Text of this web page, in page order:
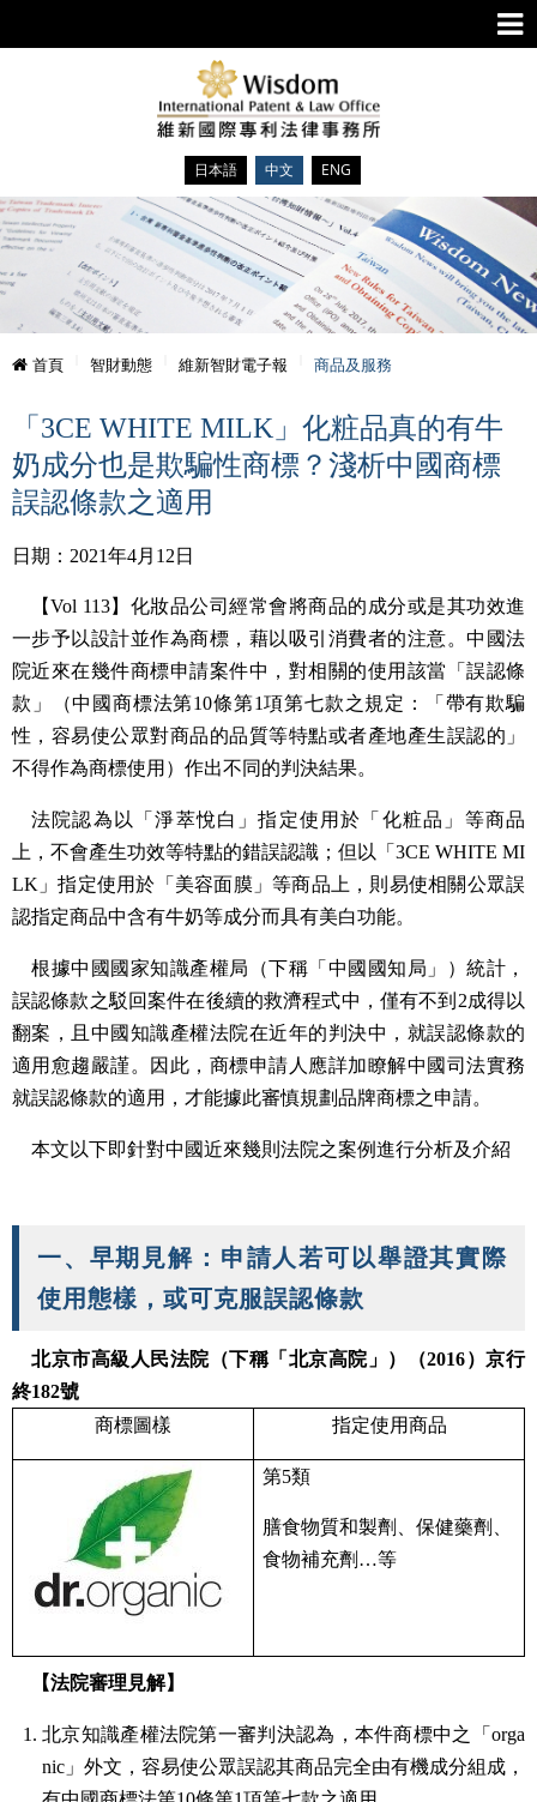
日本語 中文 ENG
首頁 智財動態 維新智財電子報 商品及服務
「3CE WHITE MILK」化粧品真的有牛
奶成分也是欺騙性商標？淺析中國商標
誤認條款之適用
日期：2021年4月12日
【Vol 113】化妝品公司經常會將商品的成分或是其功效進
一步予以設計並作為商標，藉以吸引消費者的注意。中國法
院近來在幾件商標申請案件中，對相關的使用該當「誤認條
款」（中國商標法第10條第1項第七款之規定：「帶有欺騙
性，容易使公眾對商品的品質等特點或者產地產生誤認的」
不得作為商標使用）作出不同的判決結果。
法院認為以「淨萃悅白」指定使用於「化粧品」等商品
上，不會產生功效等特點的錯誤認識；但以「3CE WHITE MI
LK」指定使用於「美容面膜」等商品上，則易使相關公眾誤
認指定商品中含有牛奶等成分而具有美白功能。
根據中國國家知識產權局（下稱「中國國知局」）統計，
誤認條款之駁回案件在後續的救濟程式中，僅有不到2成得以
翻案，且中國知識產權法院在近年的判決中，就誤認條款的
適用愈趨嚴謹。因此，商標申請人應詳加瞭解中國司法實務
就誤認條款的適用，才能據此審慎規劃品牌商標之申請。
本文以下即針對中國近來幾則法院之案例進行分析及介紹
一、早期見解：申請人若可以舉證其實際
使用態樣，或可克服誤認條款
北京市高級人民法院（下稱「北京高院」）（2016）京行
終182號
商標圖樣
指定使用商品
第5類
膳食物質和製劑、保健藥劑、
食物補充劑…等
【法院審理見解】
北京知識產權法院第一審判決認為，本件商標中之「orga
nic」外文，容易使公眾誤認其商品完全由有機成分組成，